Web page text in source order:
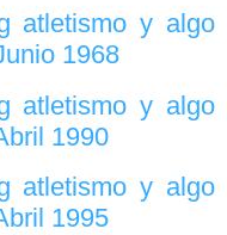
atletismo y algo
1968
atletismo y algo
1990
atletismo y algo
1995